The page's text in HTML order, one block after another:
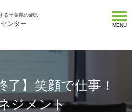
る千葉県の施設
ンター MENU
了】笑顔で仕事！
ジメント